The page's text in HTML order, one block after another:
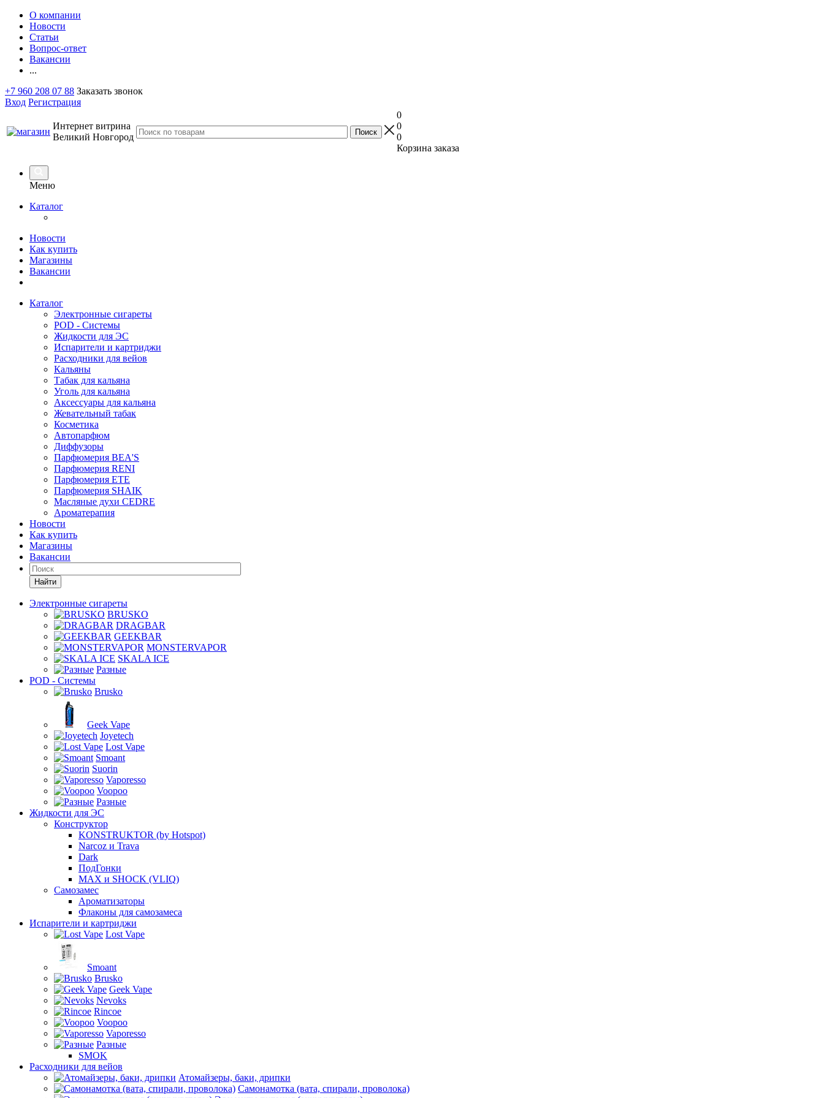
О компании
Новости
Статьи
Вопрос-ответ
Вакансии
...
+7 960 208 07 88 Заказать звонок
Вход Регистрация
Интернет витрина
Великий Новгород
0
0
0
Корзина заказа
Меню
Каталог
Новости
Как купить
Магазины
Вакансии
Каталог
Электронные сигареты
POD - Системы
Жидкости для ЭС
Испарители и картриджи
Расходники для вейов
Кальяны
Табак для кальяна
Уголь для кальяна
Аксессуары для кальяна
Жевательный табак
Косметика
Автопарфюм
Диффузоры
Парфюмерия BEA'S
Парфюмерия RENI
Парфюмерия ETE
Парфюмерия SHAIK
Масляные духи CEDRE
Ароматерапия
Новости
Как купить
Магазины
Вакансии
Найти
Электронные сигареты
BRUSKO
DRAGBAR
GEEKBAR
MONSTERVAPOR
SKALA ICE
Разные
POD - Системы
Brusko
Geek Vape
Joyetech
Lost Vape
Smoant
Suorin
Vaporesso
Voopoo
Разные
Жидкости для ЭС
Конструктор
KONSTRUKTOR (by Hotspot)
Narcoz и Trava
Dark
ПодГонки
MAX и SHOCK (VLIQ)
Самозамес
Ароматизаторы
Флаконы для самозамеса
Испарители и картриджи
Lost Vape
Smoant
Brusko
Geek Vape
Nevoks
Rincoe
Voopoo
Vaporesso
Разные
SMOK
Расходники для вейов
Атомайзеры, баки, дрипки
Самонамотка (вата, спирали, проволока)